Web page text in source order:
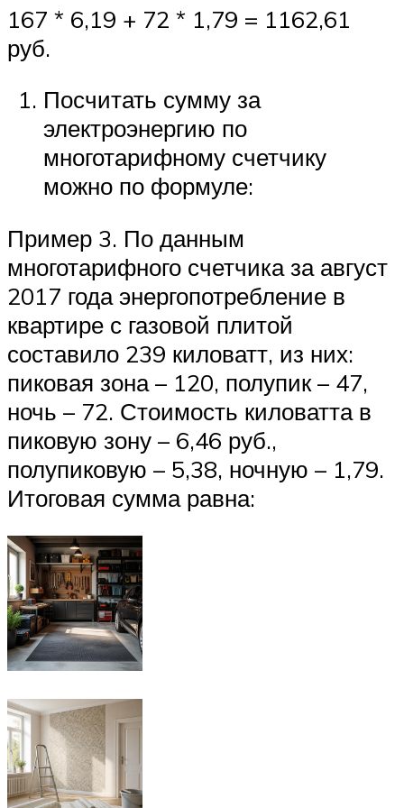
167 * 6,19 + 72 * 1,79 = 1162,61
руб.
Посчитать сумму за
электроэнергию по
многотарифному счетчику
можно по формуле:
Пример 3. По данным
многотарифного счетчика за август
2017 года энергопотребление в
квартире с газовой плитой
составило 239 киловатт, из них:
пиковая зона – 120, полупик – 47,
ночь – 72. Стоимость киловатта в
пиковую зону – 6,46 руб.,
полупиковую – 5,38, ночную – 1,79.
Итоговая сумма равна: